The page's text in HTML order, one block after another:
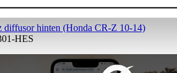
diffusor hinten (Honda CR-Z 10-14)
HES